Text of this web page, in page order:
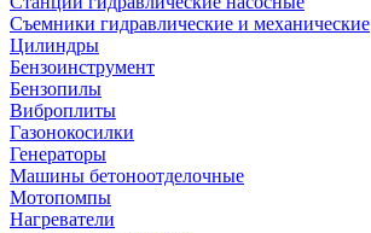
Съемники гидравлические и механические
Цилиндры
Бензоинструмент
Бензопилы
Виброплиты
Газонокосилки
Генераторы
Машины бетоноотделочные
Мотопомпы
Нагреватели